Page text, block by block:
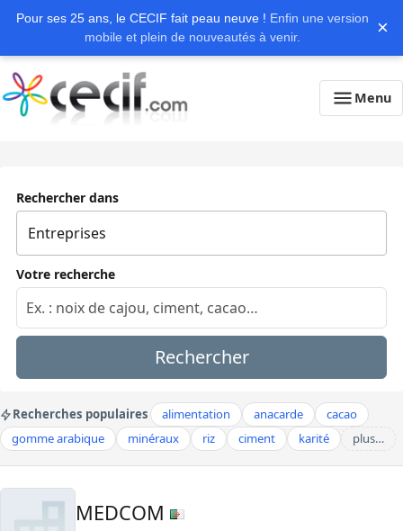
Pour ses 25 ans, le CECIF fait peau neuve ! Enfin une version
mobile et plein de nouveautés à venir.
×
Menu
Rechercher dans
Votre recherche
Rechercher
Recherches populaires alimentation anacarde
cacao
gomme arabique
minéraux riz ciment karité plus…
MEDCOM